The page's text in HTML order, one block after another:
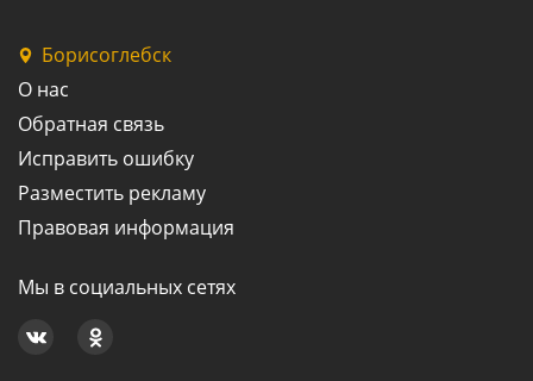
Борисоглебск
О нас
Обратная связь
Исправить ошибку
Разместить рекламу
Правовая информация
Мы в социальных сетях